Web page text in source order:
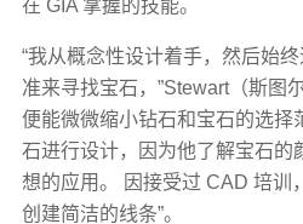
在 GIA 掌握的技能。
“我从概念性设计着手，然后始
准来寻找宝石，”Stewart（斯图
便能微微缩小钻石和宝石的选择
石进行设计，因为他了解宝石的
想的应用。 因接受过 CAD 培训
创建简洁的线条”。